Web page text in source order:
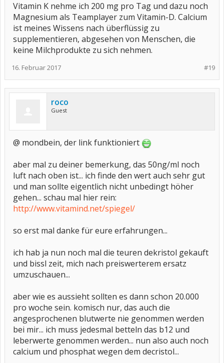
Vitamin K nehme ich 200 mg pro Tag und dazu noch
Magnesium als Teamplayer zum Vitamin-D. Calcium
ist meines Wissens nach überflüssig zu
supplementieren, abgesehen von Menschen, die
keine Milchprodukte zu sich nehmen.
#19
16. Februar 2017
roco
Guest
@ mondbein, der link funktioniert
aber mal zu deiner bemerkung, das 50ng/ml noch
luft nach oben ist... ich finde den wert auch sehr gut
und man sollte eigentlich nicht unbedingt höher
gehen... schau mal hier rein:
http://www.vitamind.net/spiegel/
so erst mal danke für eure erfahrungen...
ich hab ja nun noch mal die teuren dekristol gekauft
und bissl zeit, mich nach preiswerterem ersatz
umzuschauen...
aber wie es aussieht sollten es dann schon 20.000
pro woche sein. komisch nur, das auch die
angesprochenen blutwerte nie genommen werden
bei mir... ich muss jedesmal betteln das b12 und
leberwerte genommen werden... nun also auch noch
calcium und phosphat wegen dem decristol...